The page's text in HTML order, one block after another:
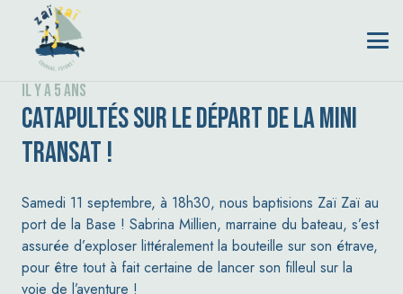
il y a 5 ans
CATAPULTÉS SUR LE DÉPART DE LA MINI
TRANSAT !
Samedi 11 septembre, à 18h30, nous baptisions Zaï Zaï au
port de la Base ! Sabrina Millien, marraine du bateau, s’est
assurée d’exploser littéralement la bouteille sur son étrave,
pour être tout à fait certaine de lancer son filleul sur la
voie de l’aventure !